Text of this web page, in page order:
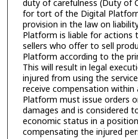
duty of carefulness (Duty of
for tort of the Digital
provision in the law on
Platform is liable for actions
sellers who offer to sell
Platform according to the
This will result in legal
injured from using the
receive compensation
Platform must issue orders
damages and is considered
economic status in a
compensating the injured